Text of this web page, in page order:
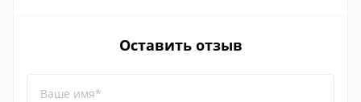
Оставить отзыв
Ваше имя*